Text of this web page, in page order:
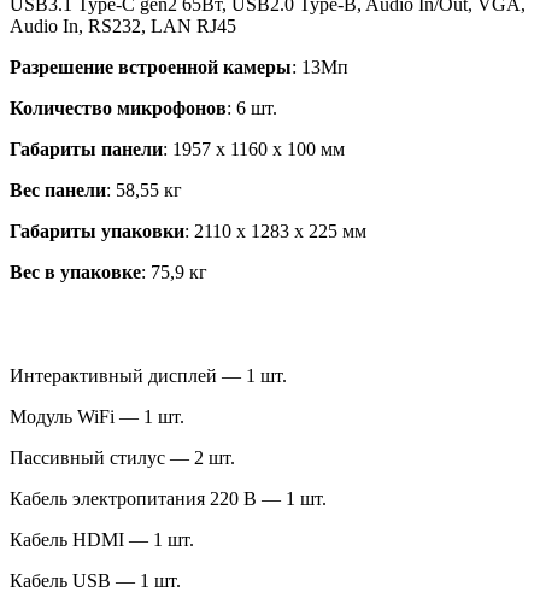
Audio In, RS232, LAN RJ45
Разрешение встроенной камеры: 13Мп
Количество микрофонов: 6 шт.
Габариты панели: 1957 x 1160 x 100 мм
Вес панели: 58,55 кг
Габариты упаковки: 2110 x 1283 x 225 мм
Вес в упаковке: 75,9 кг
Интерактивный дисплей — 1 шт.
Модуль WiFi — 1 шт.
Пассивный стилус — 2 шт.
Кабель электропитания 220 В — 1 шт.
Кабель HDMI — 1 шт.
Кабель USB — 1 шт.